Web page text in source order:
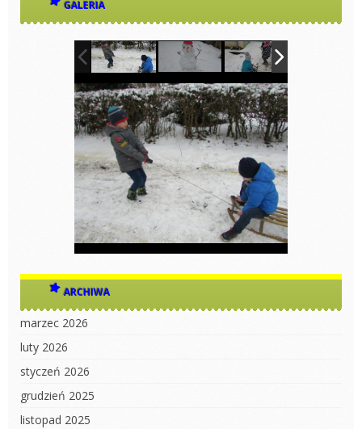
GALERIA
ARCHIWA
marzec 2026
luty 2026
styczeń 2026
grudzień 2025
listopad 2025